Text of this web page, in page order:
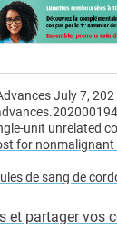
July 7, 202
unit unrelated
for nonmalignant
de sang de
et partager vos